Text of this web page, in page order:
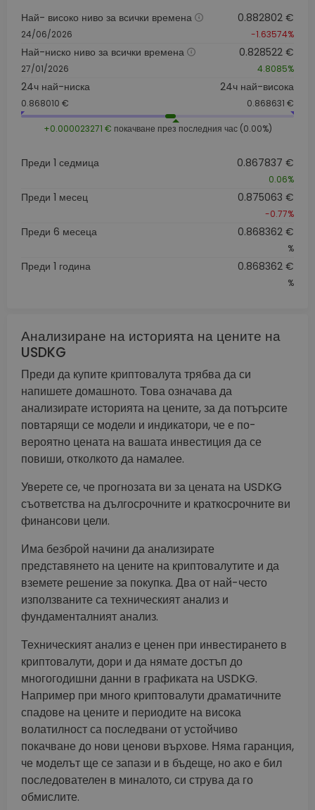
Най- високо ниво за всички времена
24/06/2026
0.882802 €
-1.63574%
Най-ниско ниво за всички времена
27/01/2026
0.828522 €
4.8085%
24ч най-ниска
0.868010 €
24ч най-висока
0.868631 €
+0.000023271 € покачване през последния час (0.00%)
Преди 1 седмица 0.867837 €
0.06%
Преди 1 месец 0.875063 €
-0.77%
Преди 6 месеца 0.868362 €
%
Преди 1 година 0.868362 €
%
Анализиране на историята на цените на
USDKG
Преди да купите криптовалута трябва да си
напишете домашното. Това означава да
анализирате историята на цените, за да потърсите
повтарящи се модели и индикатори, че е по-
вероятно цената на вашата инвестиция да се
повиши, отколкото да намалее.
Уверете се, че прогнозата ви за цената на USDKG
съответства на дългосрочните и краткосрочните ви
финансови цели.
Има безброй начини да анализирате
представянето на цените на криптовалутите и да
вземете решение за покупка. Два от най-често
използваните са техническият анализ и
фундаменталният анализ.
Техническият анализ е ценен при инвестирането в
криптовалути, дори и да нямате достъп до
многогодишни данни в графиката на USDKG.
Например при много криптовалути драматичните
спадове на цените и периодите на висока
волатилност са последвани от устойчиво
покачване до нови ценови върхове. Няма гаранция,
че моделът ще се запази и в бъдеще, но ако е бил
последователен в миналото, си струва да го
обмислите.